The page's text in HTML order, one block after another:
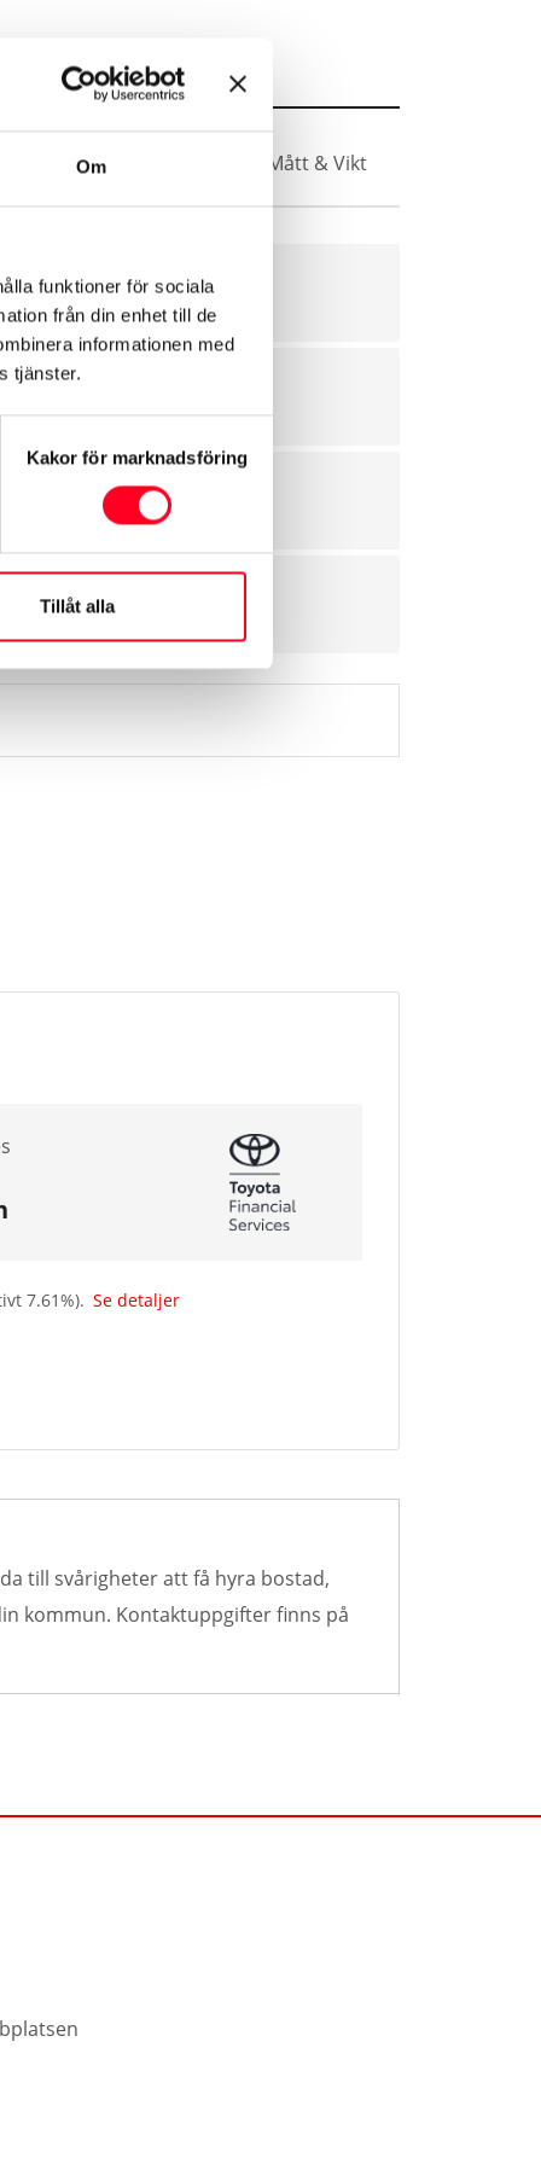
Om
funktioner för sociala
från din enhet till de
informationen med
tjänster.
Kakor för marknadsföring
Tillåt alla
Säkerhet & Trygghet Mått & Vikt
7.61%). Se detaljer
till svårigheter att få hyra bostad,
kommun. Kontaktuppgifter finns på